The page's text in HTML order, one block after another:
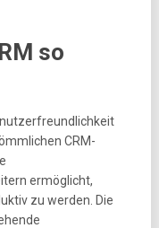
so
CRM-
ermöglicht,
zu werden. Die